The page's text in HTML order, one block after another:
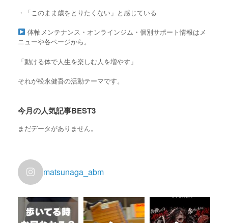
・「このまま歳をとりたくない」と感じている
体軸メンテナンス・オンラインジム・個別サポート情報はメ
ニューや各ページから。
「動ける体で人生を楽しむ人を増やす」
それが松永健吾の活動テーマです。
今月の人気記事BEST3
まだデータがありません。
matsunaga_abm